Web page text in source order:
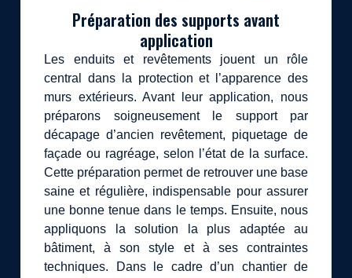
Préparation des supports avant
application
Les enduits et revêtements jouent un rôle
central dans la protection et l’apparence des
murs extérieurs. Avant leur application, nous
préparons soigneusement le support par
décapage d’ancien revêtement, piquetage de
façade ou ragréage, selon l’état de la surface.
Cette préparation permet de retrouver une base
saine et régulière, indispensable pour assurer
une bonne tenue dans le temps. Ensuite, nous
appliquons la solution la plus adaptée au
bâtiment, à son style et à ses contraintes
techniques. Dans le cadre d’un chantier de